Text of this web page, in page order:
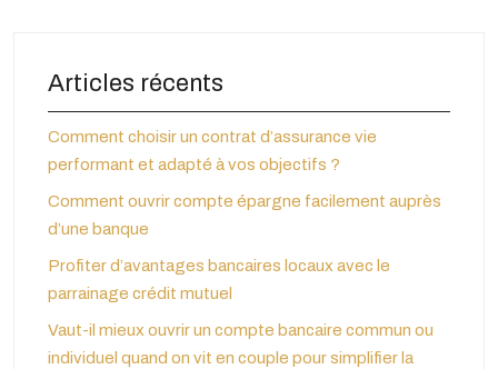
Articles récents
Comment choisir un contrat d’assurance vie
performant et adapté à vos objectifs ?
Comment ouvrir compte épargne facilement auprès
d’une banque
Profiter d’avantages bancaires locaux avec le
parrainage crédit mutuel
Vaut-il mieux ouvrir un compte bancaire commun ou
individuel quand on vit en couple pour simplifier la